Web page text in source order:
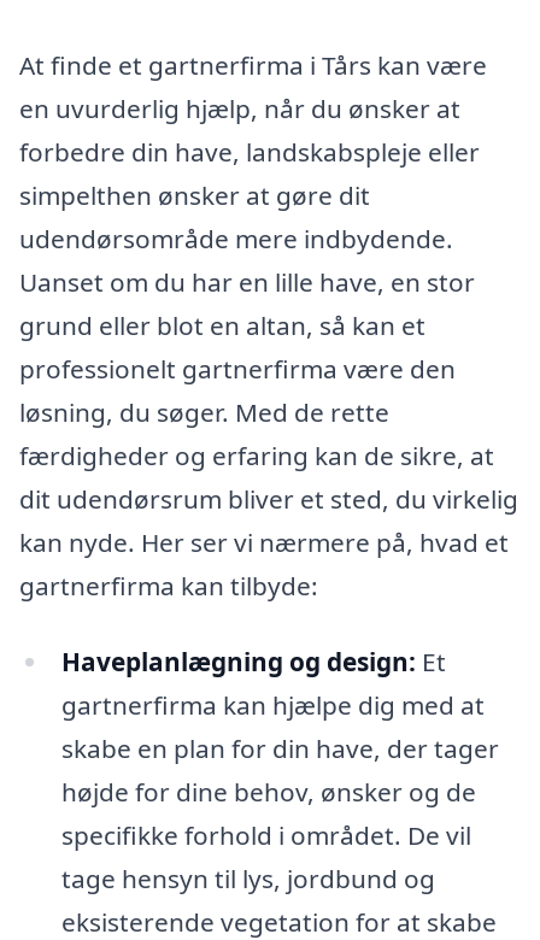
At finde et gartnerfirma i Tårs kan være
en uvurderlig hjælp, når du ønsker at
forbedre din have, landskabspleje eller
simpelthen ønsker at gøre dit
udendørsområde mere indbydende.
Uanset om du har en lille have, en stor
grund eller blot en altan, så kan et
professionelt gartnerfirma være den
løsning, du søger. Med de rette
færdigheder og erfaring kan de sikre, at
dit udendørsrum bliver et sted, du virkelig
kan nyde. Her ser vi nærmere på, hvad et
gartnerfirma kan tilbyde:
Haveplanlægning og design: Et
gartnerfirma kan hjælpe dig med at
skabe en plan for din have, der tager
højde for dine behov, ønsker og de
specifikke forhold i området. De vil
tage hensyn til lys, jordbund og
eksisterende vegetation for at skabe